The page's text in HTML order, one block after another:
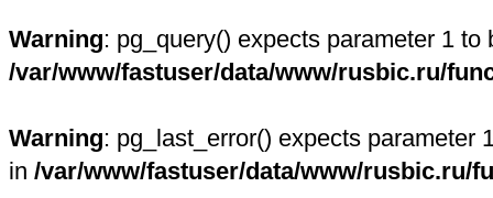
Warning: pg_query() expects parameter 1
/var/www/fastuser/data/www/rusbic.ru/
Warning: pg_last_error() expects parameter
in /var/www/fastuser/data/www/rusbic.ru/